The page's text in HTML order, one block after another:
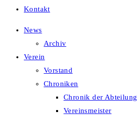
Kontakt
News
Archiv
Verein
Vorstand
Chroniken
Chronik der Abteilung
Vereinsmeister